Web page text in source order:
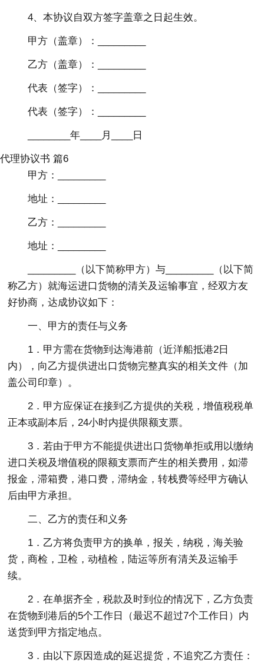
4、本协议自双方签字盖章之日起生效。
甲方（盖章）：_________
乙方（盖章）：_________
代表（签字）：_________
代表（签字）：_________
________年____月____日
代理协议书 篇6
甲方：_________
地址：_________
乙方：_________
地址：_________
_________（以下简称甲方）与_________（以下简
称乙方）就海运进口货物的清关及运输事宜，经双方友
好协商，达成协议如下：
一、甲方的责任与义务
1．甲方需在货物到达海港前（近洋船抵港2日
内），向乙方提供进出口货物完整真实的相关文件（加
盖公司印章）。
2．甲方应保证在接到乙方提供的关税，增值税税单
正本或副本后，24小时内提供限额支票。
3．若由于甲方不能提供进出口货物单拒或用以缴纳
进口关税及增值税的限额支票而产生的相关费用，如滞
报金，滞箱费，港口费，滞纳金，转栈费等经甲方确认
后由甲方承担。
二、乙方的责任和义务
1．乙方将负责甲方的换单，报关，纳税，海关验
货，商检，卫检，动植检，陆运等所有清关及运输手
续。
2．在单据齐全，税款及时到位的情况下，乙方负责
在货物到港后的5个工作日（最迟不超过7个工作日）内
送货到甲方指定地点。
3．由以下原因造成的延迟提货，不追究乙方责任：